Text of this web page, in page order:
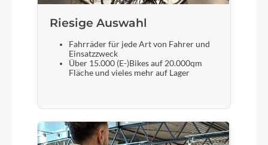
Bosch Performance Line CX (Smart System)
25/85 Nm
Kette
Shimano LG500
Rücklicht
Fuxon R-20EB LED
Riesige Auswahl
Fahrräder für jede Art von Fahrer und
Einsatzzweck
Über 15.000 (E-)Bikes auf 20.000qm
Fläche und vieles mehr auf Lager